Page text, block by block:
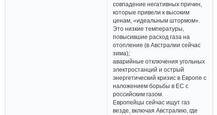
совпадение негативных причин,
которые привели к высоким
ценам, «идеальным штормом».
Это низкие температуры,
повысившие расход газа на
отопление (в Австралии сейчас
зима);
аварийные отключения угольных
электростанций и острый
энергетический кризис в Европе с
наложением борьбы в ЕС с
российским газом.
Европейцы сейчас ищут газ
везде, включая Австралию, где